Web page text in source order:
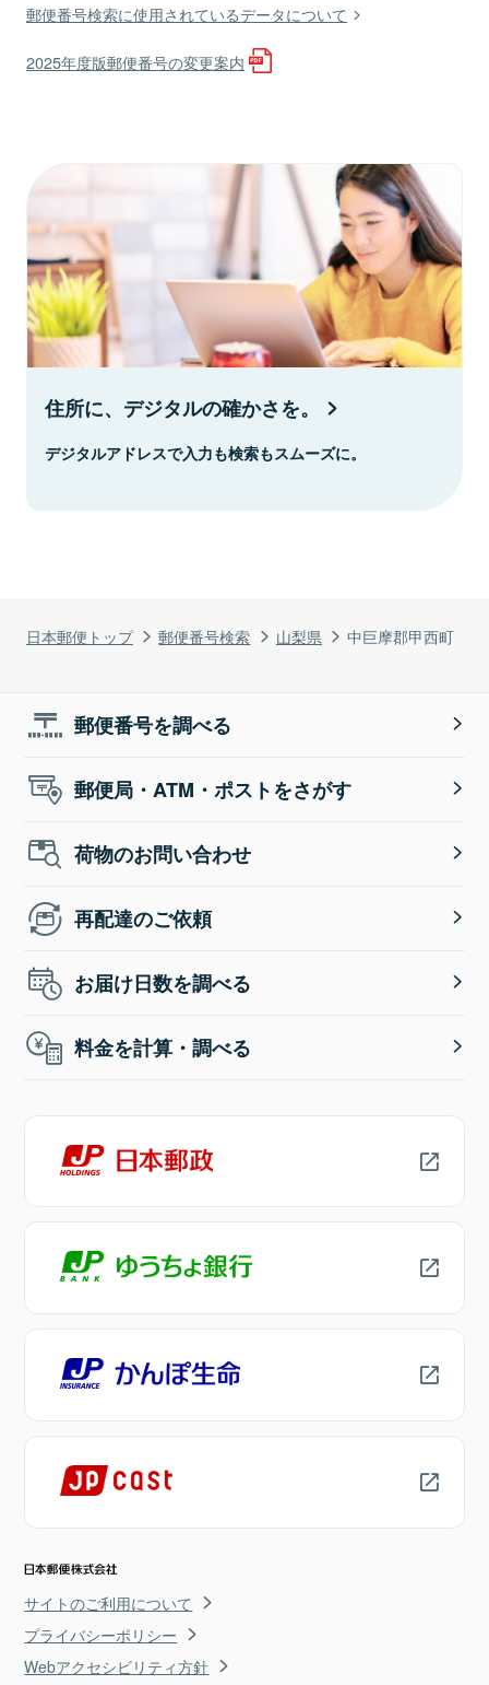
日本郵便トップ 郵便番号検索 山梨県 中巨摩郡甲西町
郵便番号検索に使用されているデータについて
2025年度版郵便番号の変更案内
住所に、デジタルの確かさを。
デジタルアドレスで入力も検索もスムーズに。
郵便番号を調べる
郵便局・ATM・ポストをさがす
荷物のお問い合わせ
再配達のご依頼
お届け日数を調べる
料金を計算・調べる
サイトのご利用について
プライバシーポリシー
Webアクセシビリティ方針